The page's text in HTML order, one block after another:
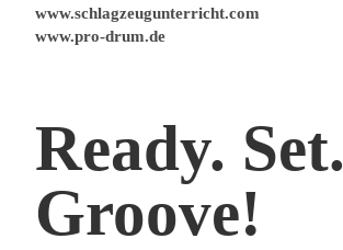
www.schlagzeugunterricht.com
www.pro-drum.de
Ready. Set.
Groove!